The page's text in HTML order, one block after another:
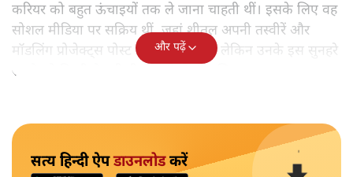
करियर को बहुत ऊंचाइयों तक ले जाना चाहती थीं। इसके लिए वह
सोशल मीडिया पर सक्रिय थीं, जहां शीतल अपनी तस्वीरें और
मॉडलिंग प्रोजेक्ट्स पोस्ट किया करती थीं। लेकिन उनके इस सुनहरे
सपने को किसी ने बड़ी ही बेरहमी से छीन लिया।
और पढ़ें
सत्य हिन्दी ऐपडाउनलोडकरें